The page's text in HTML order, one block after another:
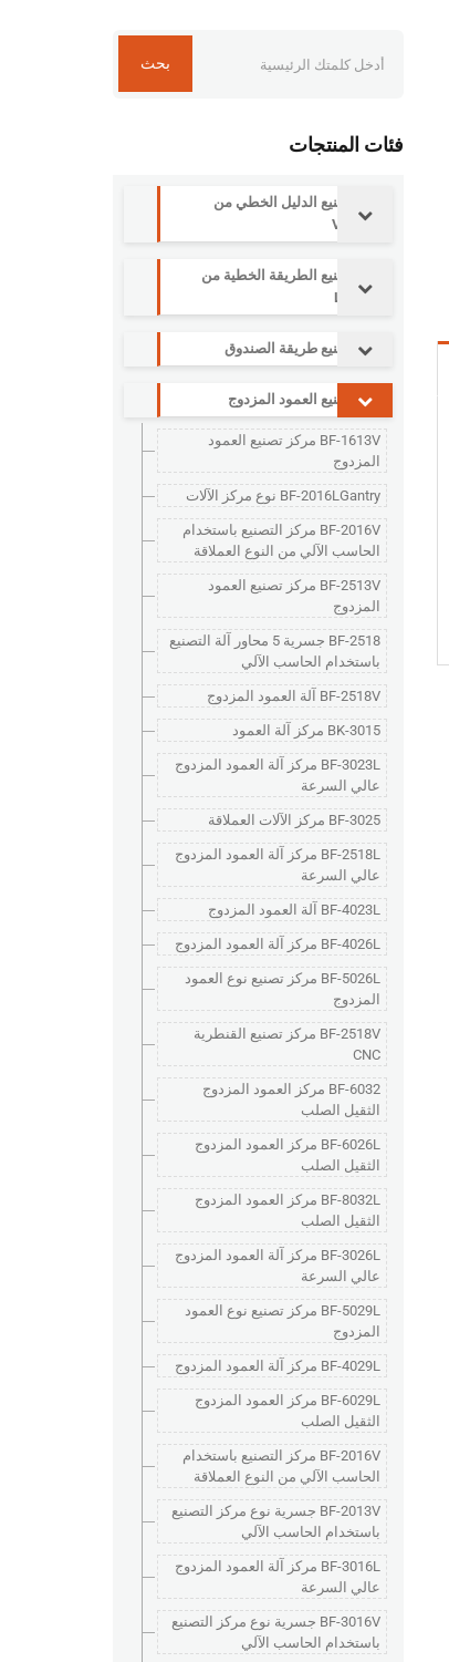
بحث
فئات المنتجات
مركز تصنيع الدليل الخطي من
سلسلة V
مركز تصنيع الطريقة الخطية من
سلسلة L
مركز تصنيع طريقة الصندوق
مركز تصنيع العمود المزدوج
BF-1613V مركز تصنيع العمود
المزدوج
BF-2016LGantry نوع مركز الآلات
BF-2016V مركز التصنيع باستخدام
الحاسب الآلي من النوع العملاقة
BF-2513V مركز تصنيع العمود
المزدوج
BF-2518 جسرية 5 محاور آلة التصنيع
باستخدام الحاسب الآلي
BF-2518V آلة العمود المزدوج
BK-3015 مركز آلة العمود
BF-3023L مركز آلة العمود المزدوج
عالي السرعة
BF-3025 مركز الآلات العملاقة
BF-2518L مركز آلة العمود المزدوج
عالي السرعة
BF-4023L آلة العمود المزدوج
BF-4026L مركز آلة العمود المزدوج
BF-5026L مركز تصنيع نوع العمود
المزدوج
BF-2518V مركز تصنيع القنطرية
CNC
BF-6032 مركز العمود المزدوج
الثقيل الصلب
BF-6026L مركز العمود المزدوج
الثقيل الصلب
BF-8032L مركز العمود المزدوج
الثقيل الصلب
BF-3026L مركز آلة العمود المزدوج
عالي السرعة
BF-5029L مركز تصنيع نوع العمود
المزدوج
BF-4029L مركز آلة العمود المزدوج
BF-6029L مركز العمود المزدوج
الثقيل الصلب
BF-2016V مركز التصنيع باستخدام
الحاسب الآلي من النوع العملاقة
BF-2013V جسرية نوع مركز التصنيع
باستخدام الحاسب الآلي
BF-3016L مركز آلة العمود المزدوج
عالي السرعة
BF-3016V جسرية نوع مركز التصنيع
باستخدام الحاسب الآلي